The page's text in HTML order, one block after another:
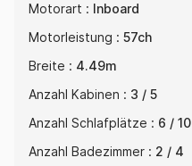
Motorart : Inboard
Motorleistung : 57ch
Breite : 4.49m
Anzahl Kabinen : 3 / 5
Anzahl Schlafplätze : 6 / 10
Anzahl Badezimmer : 2 / 4